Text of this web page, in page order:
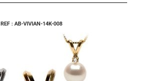
REF : AB-VIVIAN-14K-008